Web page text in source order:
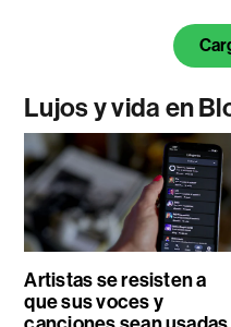
Lujos y vida en
Artistas se resisten a
que sus voces y